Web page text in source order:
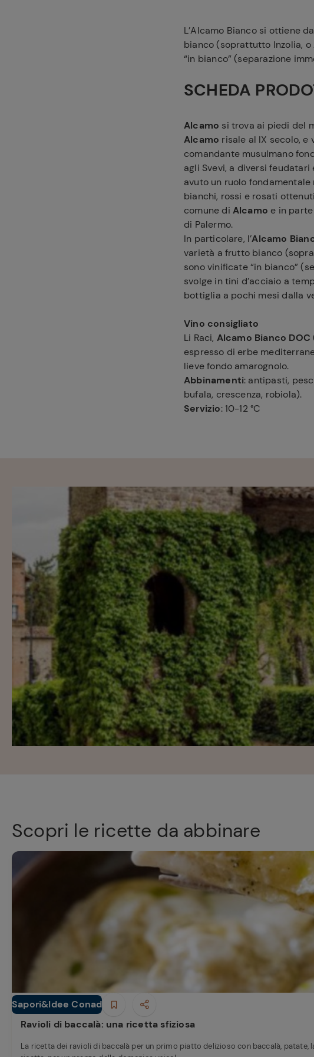
L’Alcamo Bianco si ottiene
bianco (soprattutto Inzolia,
“in bianco” (separazione
SCHEDA
Alcamo si trova ai piedi del
Alcamo risale al IX secolo, e
comandante musulmano
agli Svevi, a diversi feudatari
avuto un ruolo fondamentale
bianchi, rossi e rosati
comune di Alcamo e in
di Palermo.
In particolare, l’Alcamo
varietà a frutto bianco
sono vinificate “in bianco”
svolge in tini d’acciaio a
bottiglia a pochi mesi dalla
Vino consigliato
Li Raci, Alcamo Bianco DOC
espresso di erbe
lieve fondo amarognolo.
Abbinamenti: antipasti,
bufala, crescenza, robiola).
Servizio: 10-12 °C
Scopri le ricette da abbinare
Sapori&Idee Conad
Primi piatti
Ravioli di baccalà: una ricetta sfiziosa
La ricetta dei ravioli di baccalà per un primo piatto delizioso con baccalà, patate,
Ricette preferite